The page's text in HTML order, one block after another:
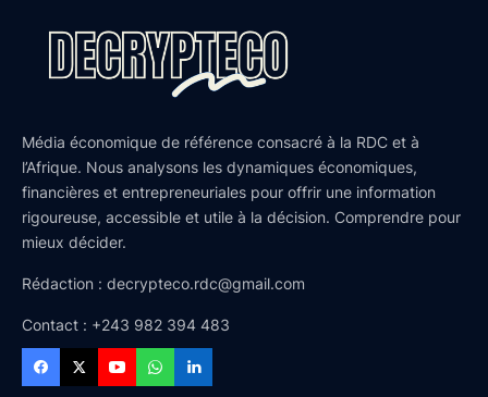
Média économique de référence consacré à la RDC et à
l’Afrique. Nous analysons les dynamiques économiques,
financières et entrepreneuriales pour offrir une information
rigoureuse, accessible et utile à la décision. Comprendre pour
mieux décider.
Rédaction : decrypteco.rdc@gmail.com
Contact : +243 982 394 483